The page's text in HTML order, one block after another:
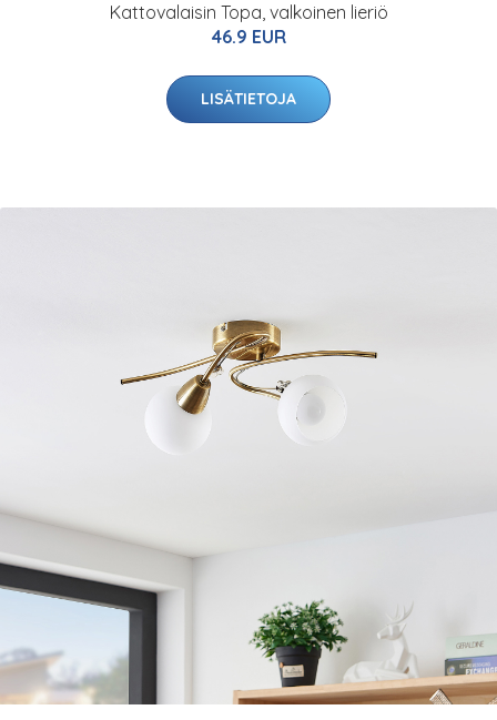
Kattovalaisin Topa, valkoinen lieriö
46.9 EUR
LISÄTIETOJA